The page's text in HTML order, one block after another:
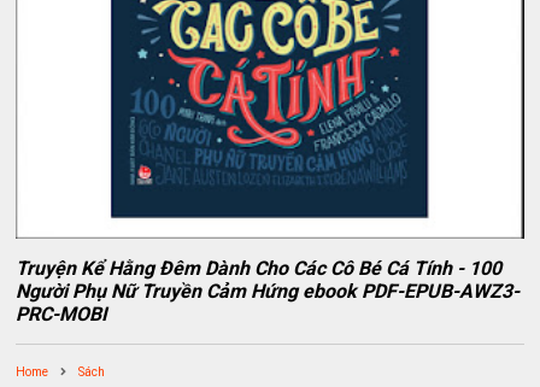
Truyện Kể Hằng Đêm Dành Cho Các Cô Bé Cá Tính - 100
Người Phụ Nữ Truyền Cảm Hứng ebook PDF-EPUB-AWZ3-
PRC-MOBI
Home Sách